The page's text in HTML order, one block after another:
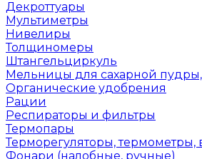
Декроттуары
Мультиметры
Нивелиры
Толщиномеры
Штангельциркуль
Мельницы для сахарной
Органические удобрения
Рации
Респираторы и фильтры
Термопары
Терморегуляторы, термометры,
Фонари (налобные, ручные)